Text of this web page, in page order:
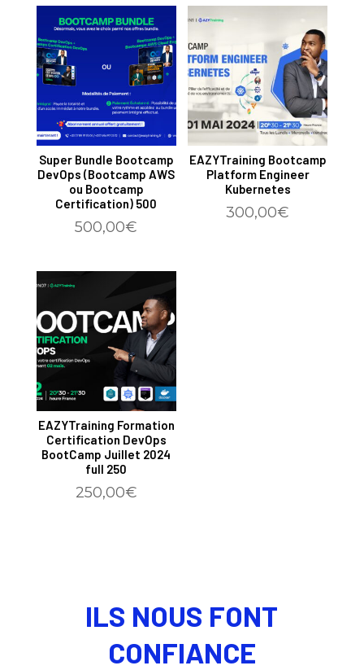
Super Bundle Bootcamp
DevOps (Bootcamp AWS
ou Bootcamp
Certification) 500
500,00€
EAZYTraining Bootcamp
Platform Engineer
Kubernetes
300,00€
EAZYTraining Formation
Certification DevOps
BootCamp Juillet 2024
full 250
250,00€
ILS NOUS FONT
CONFIANCE